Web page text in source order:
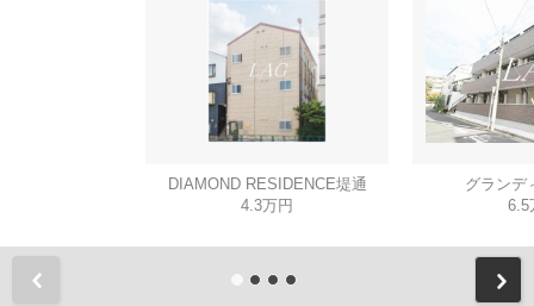
DIAMOND RESIDENCE堤通
4.3万円
グランデ
6.5